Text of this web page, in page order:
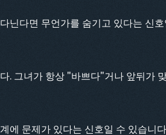
닌다면 무언가를 숨기고 있다는 신호
. 그녀가 항상 "바쁘다"거나 앞뒤가
에 문제가 있다는 신호일 수 있습니